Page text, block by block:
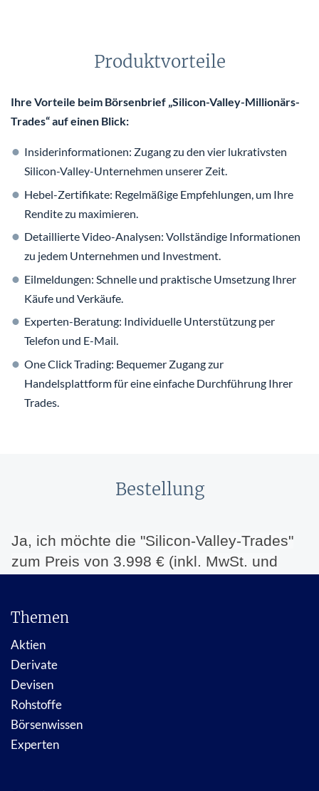
Produktvorteile
Ihre Vorteile beim Börsenbrief „Silicon-Valley-Millionärs-
Trades“ auf einen Blick:
Insiderinformationen: Zugang zu den vier lukrativsten
Silicon-Valley-Unternehmen unserer Zeit.
Hebel-Zertifikate: Regelmäßige Empfehlungen, um Ihre
Rendite zu maximieren.
Detaillierte Video-Analysen: Vollständige Informationen
zu jedem Unternehmen und Investment.
Eilmeldungen: Schnelle und praktische Umsetzung Ihrer
Käufe und Verkäufe.
Experten-Beratung: Individuelle Unterstützung per
Telefon und E-Mail.
One Click Trading: Bequemer Zugang zur
Handelsplattform für eine einfache Durchführung Ihrer
Trades.
Bestellung
Themen
Aktien
Derivate
Devisen
Rohstoffe
Börsenwissen
Experten